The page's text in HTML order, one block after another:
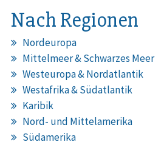
Nach Regionen
Nordeuropa
Mittelmeer & Schwarzes Meer
Westeuropa & Nordatlantik
Westafrika & Südatlantik
Karibik
Nord- und Mittelamerika
Südamerika